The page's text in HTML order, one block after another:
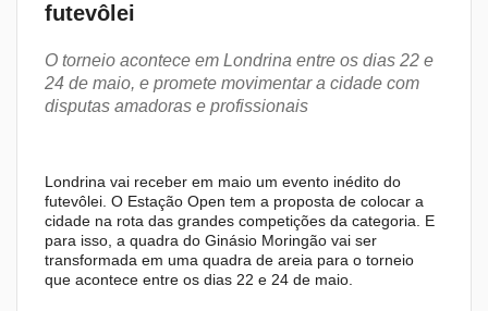
futevôlei
O torneio acontece em Londrina entre os dias 22 e
24 de maio, e promete movimentar a cidade com
disputas amadoras e profissionais
Londrina vai receber em maio um evento inédito do
futevôlei. O Estação Open tem a proposta de colocar a
cidade na rota das grandes competições da categoria. E
para isso, a quadra do Ginásio Moringão vai ser
transformada em uma quadra de areia para o torneio
que acontece entre os dias 22 e 24 de maio.